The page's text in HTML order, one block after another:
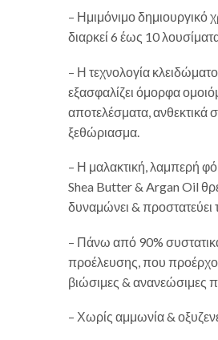
– Ημιμόνιμο δημιουργικό
διαρκεί 6 έως 10
– Η τεχνολογία
εξασφαλίζει όμορφα
αποτελέσματα, ανθεκτικά
ξεθώριασμα.
– Η μαλακτική, λαμπερή
Shea Butter & Argan Oil
δυναμώνει & προστατεύει
– Πάνω από 90%
προέλευσης, που
βιώσιμες & ανανεώσιμες
– Χωρίς αμμωνία &